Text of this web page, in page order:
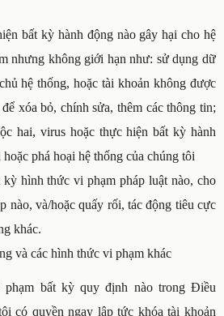
bất kỳ hành động nào gây hại cho hệ
nhưng không giới hạn như: sử dụng dữ
hệ thống, hoặc tài khoản không được
xóa bỏ, chính sửa, thêm các thông tin;
hai, virus hoặc thực hiện bất kỳ hành
phá hoại hệ thống của chúng tôi
hình thức vi phạm pháp luật nào, cho
nào, và/hoặc quấy rối, tác động tiêu cực
khác.
và các hình thức vi phạm khác
bất kỳ quy định nào trong Điều
có quyền ngay lập tức khóa tài khoản